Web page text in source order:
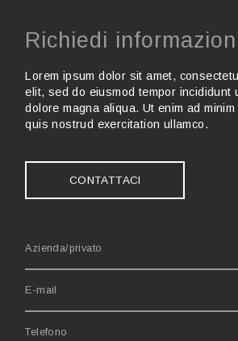
Richiedi
Lorem ipsum dolor sit amet,
elit, sed do eiusmod tempor incididunt
dolore magna aliqua. Ut enim ad minim
quis nostrud exercitation ullamco.
CONTATTACI